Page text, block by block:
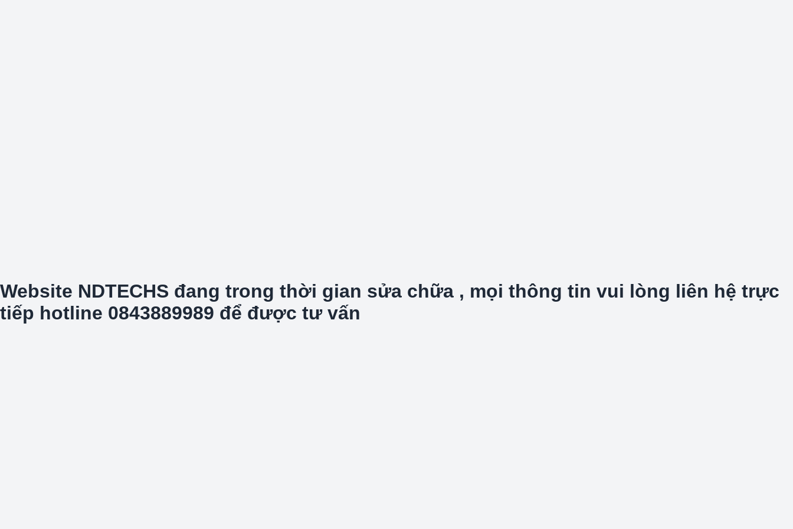
Website NDTECHS đang trong thời gian sửa chữa , mọi thông tin vui lòng liên hệ trực
tiếp hotline 0843889989 để được tư vấn